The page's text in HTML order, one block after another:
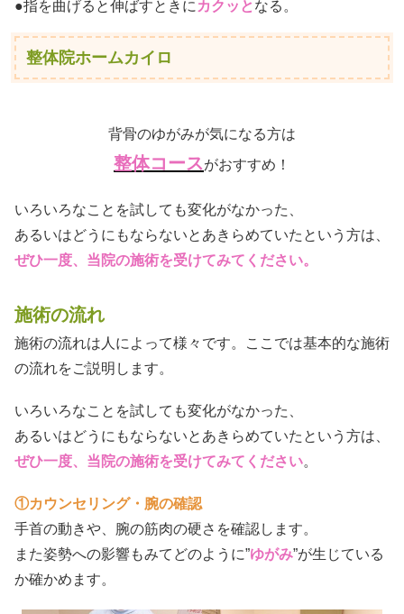
●指を曲げると伸ばすときに カクッとなる。
整体院ホームカイロ
背骨のゆがみが気になる方は
整体コースがおすすめ！
いろいろなことを試しても変化がなかった、
あるいはどうにもならないとあきらめていたという方は、
ぜひ一度、当院の施術を受けてみてください。
施術の流れ
施術の流れは人によって様々です。ここでは基本的な施術
の流れをご説明します。
いろいろなことを試しても変化がなかった、
あるいはどうにもならないとあきらめていたという方は、
ぜひ一度、当院の施術を受けてみてください。
①カウンセリング・腕の確認
手首の動きや、腕の筋肉の硬さを確認します。
また姿勢への影響もみてどのように”ゆがみ”が生じている
か確かめます。